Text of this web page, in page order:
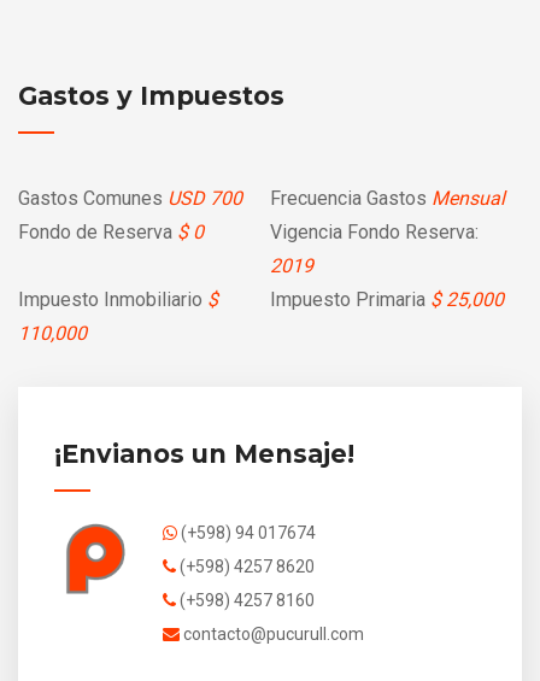
Gastos y Impuestos
Gastos Comunes USD 700 Frecuencia Gastos Mensual
Fondo de Reserva $ 0
Vigencia Fondo Reserva:
2019
Impuesto Inmobiliario $
110,000
Impuesto Primaria $ 25,000
¡Envianos un Mensaje!
(+598) 94 017674
(+598) 4257 8620
(+598) 4257 8160
contacto@pucurull.com